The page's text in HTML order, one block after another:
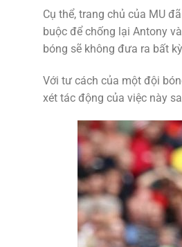
Cụ thể, trang chủ của MU
buộc để chống lại Antony
bóng sẽ không đưa ra bất
Với tư cách của một đội
xét tác động của việc này